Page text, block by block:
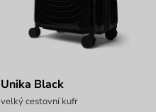
Unika Black
velký cestovní kufr